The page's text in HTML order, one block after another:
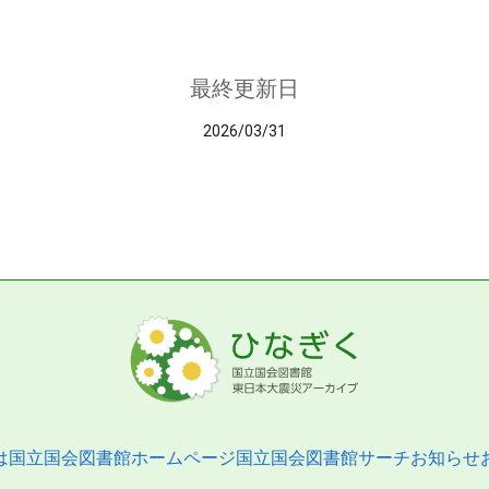
最終更新日
2026/03/31
国立国会図書館ホームページ国立国会図書館サーチお知らせ